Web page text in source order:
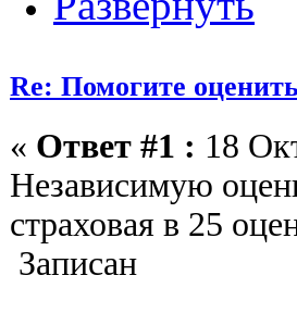
Re: Помогите
« Ответ #1 : 18
Независимую
страховая в 25
Записан